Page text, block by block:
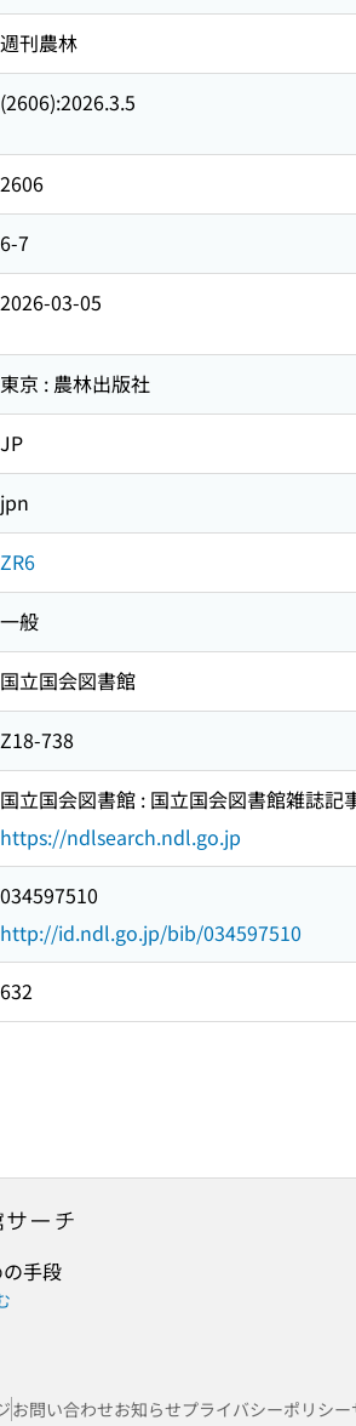
週刊農林
(2606):2026.3.5
2606
6-7
2026-03-05
東京 : 農林出版社
JP
jpn
ZR6
一般
国立国会図書館
Z18-738
国立国会図書館 : 国立国会図書館雑誌記
https://ndlsearch.ndl.go.jp
034597510
http://id.ndl.go.jp/bib/034597510
632
手段
お問い合わせお知らせプライバシーポリシー